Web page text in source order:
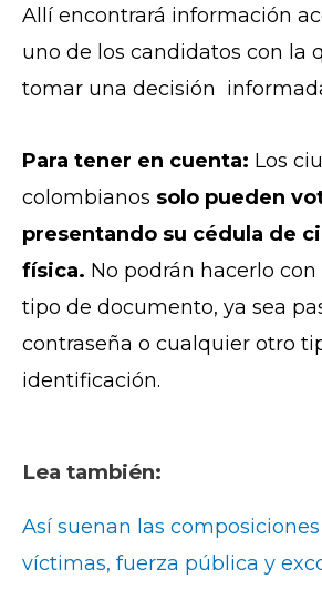
Allí encontrará información
uno de los candidatos con la
tomar una decisión
Para tener en cuenta: Los
colombianos solo pueden
presentando su cédula de
física. No podrán hacerlo
tipo de documento, ya sea
contraseña o cualquier otro
identificación.
Lea también:
Así suenan las
víctimas, fuerza pública y